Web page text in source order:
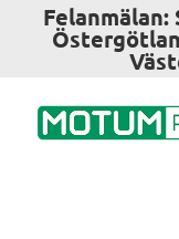
Felanmälan: